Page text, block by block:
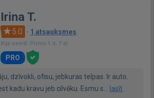
Irina T.
5.0 · 1 atsauksmes
Bija vietnē: Pirms 1 d. 7 st.
PRO
dzīvokli, ofisu, jebkuras telpas. Ir auto.
kadu kravu jeb cilvēku. Esmu s...
lasīt